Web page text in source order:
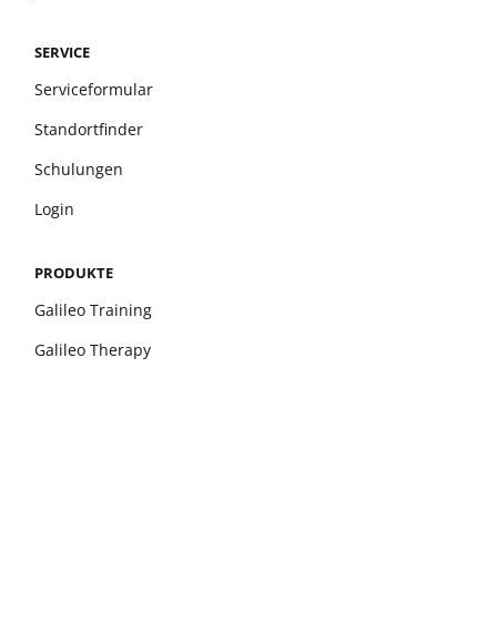
PRODUKTE
Galileo Training
Galileo Therapy
SERVICE
Serviceformular
Standortfinder
Schulungen
Login